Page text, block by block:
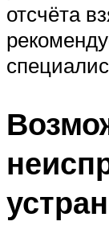
отсчёта